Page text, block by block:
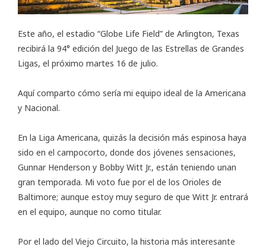
Este año, el estadio “Globe Life Field” de Arlington, Texas
recibirá la 94° edición del Juego de las Estrellas de Grandes
Ligas, el próximo martes 16 de julio.
Aquí comparto cómo sería mi equipo ideal de la Americana
y Nacional.
En la Liga Americana, quizás la decisión más espinosa haya
sido en el campocorto, donde dos jóvenes sensaciones,
Gunnar Henderson y Bobby Witt Jr., están teniendo unan
gran temporada. Mi voto fue por el de los Orioles de
Baltimore; aunque estoy muy seguro de que Witt Jr. entrará
en el equipo, aunque no como titular.
Por el lado del Viejo Circuito, la historia más interesante